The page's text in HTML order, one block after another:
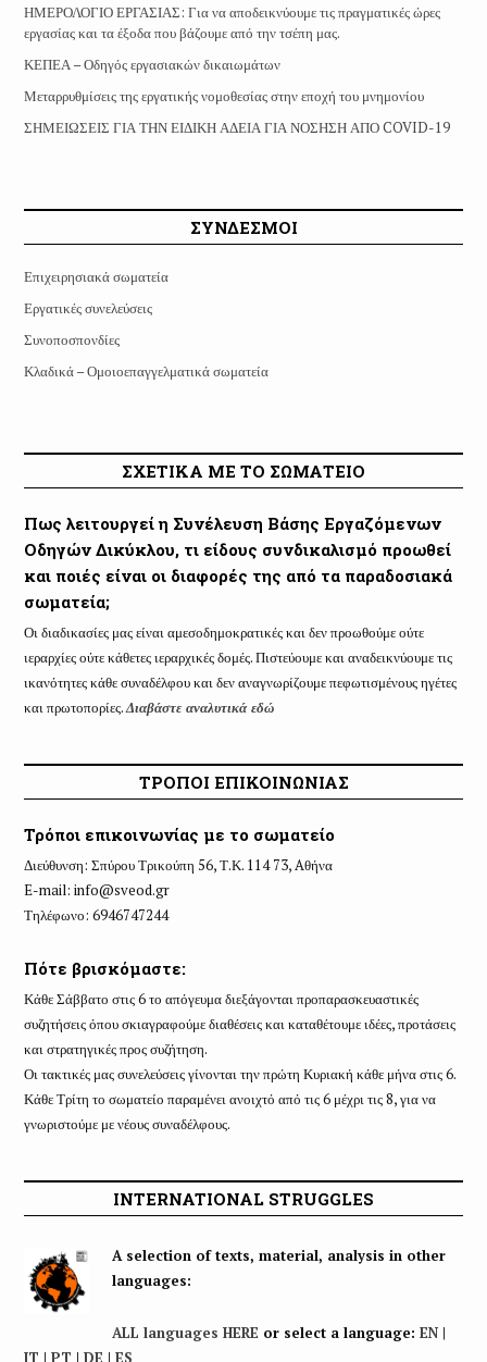
ΗΜΕΡΟΛΟΓΙΟ ΕΡΓΑΣΙΑΣ: Για να αποδεικνύουμε τις πραγματικές ώρες
εργασίας και τα έξοδα που βάζουμε από την τσέπη μας.
ΚΕΠΕΑ – Οδηγός εργασιακών δικαιωμάτων
Μεταρρυθμίσεις της εργατικής νομοθεσίας στην εποχή του μνημονίου
ΣΗΜΕΙΩΣΕΙΣ ΓΙΑ ΤΗΝ ΕΙΔΙΚΗ ΑΔΕΙΑ ΓΙΑ ΝΟΣΗΣΗ ΑΠΟ COVID-19
ΣΥΝΔΕΣΜΟΙ
Επιχειρησιακά σωματεία
Εργατικές συνελεύσεις
Συνοποσπονδίες
Κλαδικά – Ομοιοεπαγγελματικά σωματεία
ΣΧΕΤΙΚΑ ΜΕ ΤΟ ΣΩΜΑΤΕΙΟ
Πως λειτουργεί η Συνέλευση Βάσης Εργαζόμενων
Οδηγών Δικύκλου, τι είδους συνδικαλισμό προωθεί
και ποιές είναι οι διαφορές της από τα παραδοσιακά
σωματεία;
Οι διαδικασίες μας είναι αμεσοδημοκρατικές και δεν προωθούμε ούτε
ιεραρχίες ούτε κάθετες ιεραρχικές δομές. Πιστεύουμε και αναδεικνύουμε τις
ικανότητες κάθε συναδέλφου και δεν αναγνωρίζουμε πεφωτισμένους ηγέτες
και πρωτοπορίες.Διαβάστε αναλυτικά εδώ
ΤΡΟΠΟΙ ΕΠΙΚΟΙΝΩΝΙΑΣ
Τρόποι επικοινωνίας με το σωματείο
Διεύθυνση: Σπύρου Τρικούπη 56, Τ.Κ. 114 73, Aθήνα
E-mail: info@sveod.gr
Τηλέφωνο: 6946747244
Πότε βρισκόμαστε:
Κάθε Σάββατο στις 6 το απόγευμα διεξάγονται προπαρασκευαστικές
συζητήσεις όπου σκιαγραφούμε διαθέσεις και καταθέτουμε ιδέες, προτάσεις
και στρατηγικές προς συζήτηση.
Οι τακτικές μας συνελεύσεις γίνονται την πρώτη Κυριακή κάθε μήνα στις 6.
Κάθε Τρίτη το σωματείο παραμένει ανοιχτό από τις 6 μέχρι τις 8, για να
γνωριστούμε με νέους συναδέλφους.
INTERNATIONAL STRUGGLES
A selection of texts, material, analysis in other
languages:
ALL languages HERE or select a language: EN|
IT | PT | DE | ES